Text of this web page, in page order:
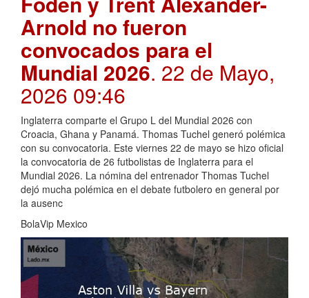
Arnold no fueron
convocados para el
Mundial 2026. 22 de Mayo,
2026 09:46
Inglaterra comparte el Grupo L del Mundial 2026 con
Croacia, Ghana y Panamá. Thomas Tuchel generó polémica
con su convocatoria. Este viernes 22 de mayo se hizo oficial
la convocatoria de 26 futbolistas de Inglaterra para el
Mundial 2026. La nómina del entrenador Thomas Tuchel
dejó mucha polémica en el debate futbolero en general por
la ausenc
BolaVip Mexico